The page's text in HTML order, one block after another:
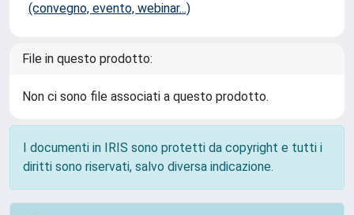
(convegno, evento, webinar...)
File in questo prodotto:
Non ci sono file associati a questo prodotto.
I documenti in IRIS sono protetti da copyright e tutti i
diritti sono riservati, salvo diversa indicazione.